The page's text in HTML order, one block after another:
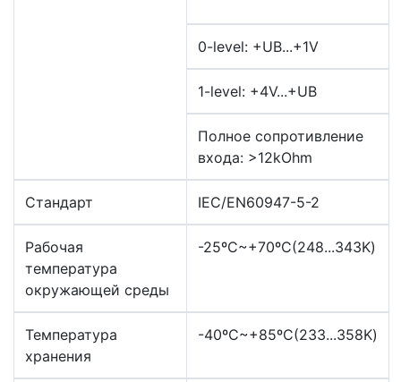
0-level: +UB...+1V
1-level: +4V...+UB
Полное сопротивление
входа: >12kOhm
Стандарт IEC/EN60947-5-2
Рабочая
температура
окружающей среды
-25ºС~+70ºС(248...343K)
Температура
хранения
-40ºС~+85ºС(233...358K)